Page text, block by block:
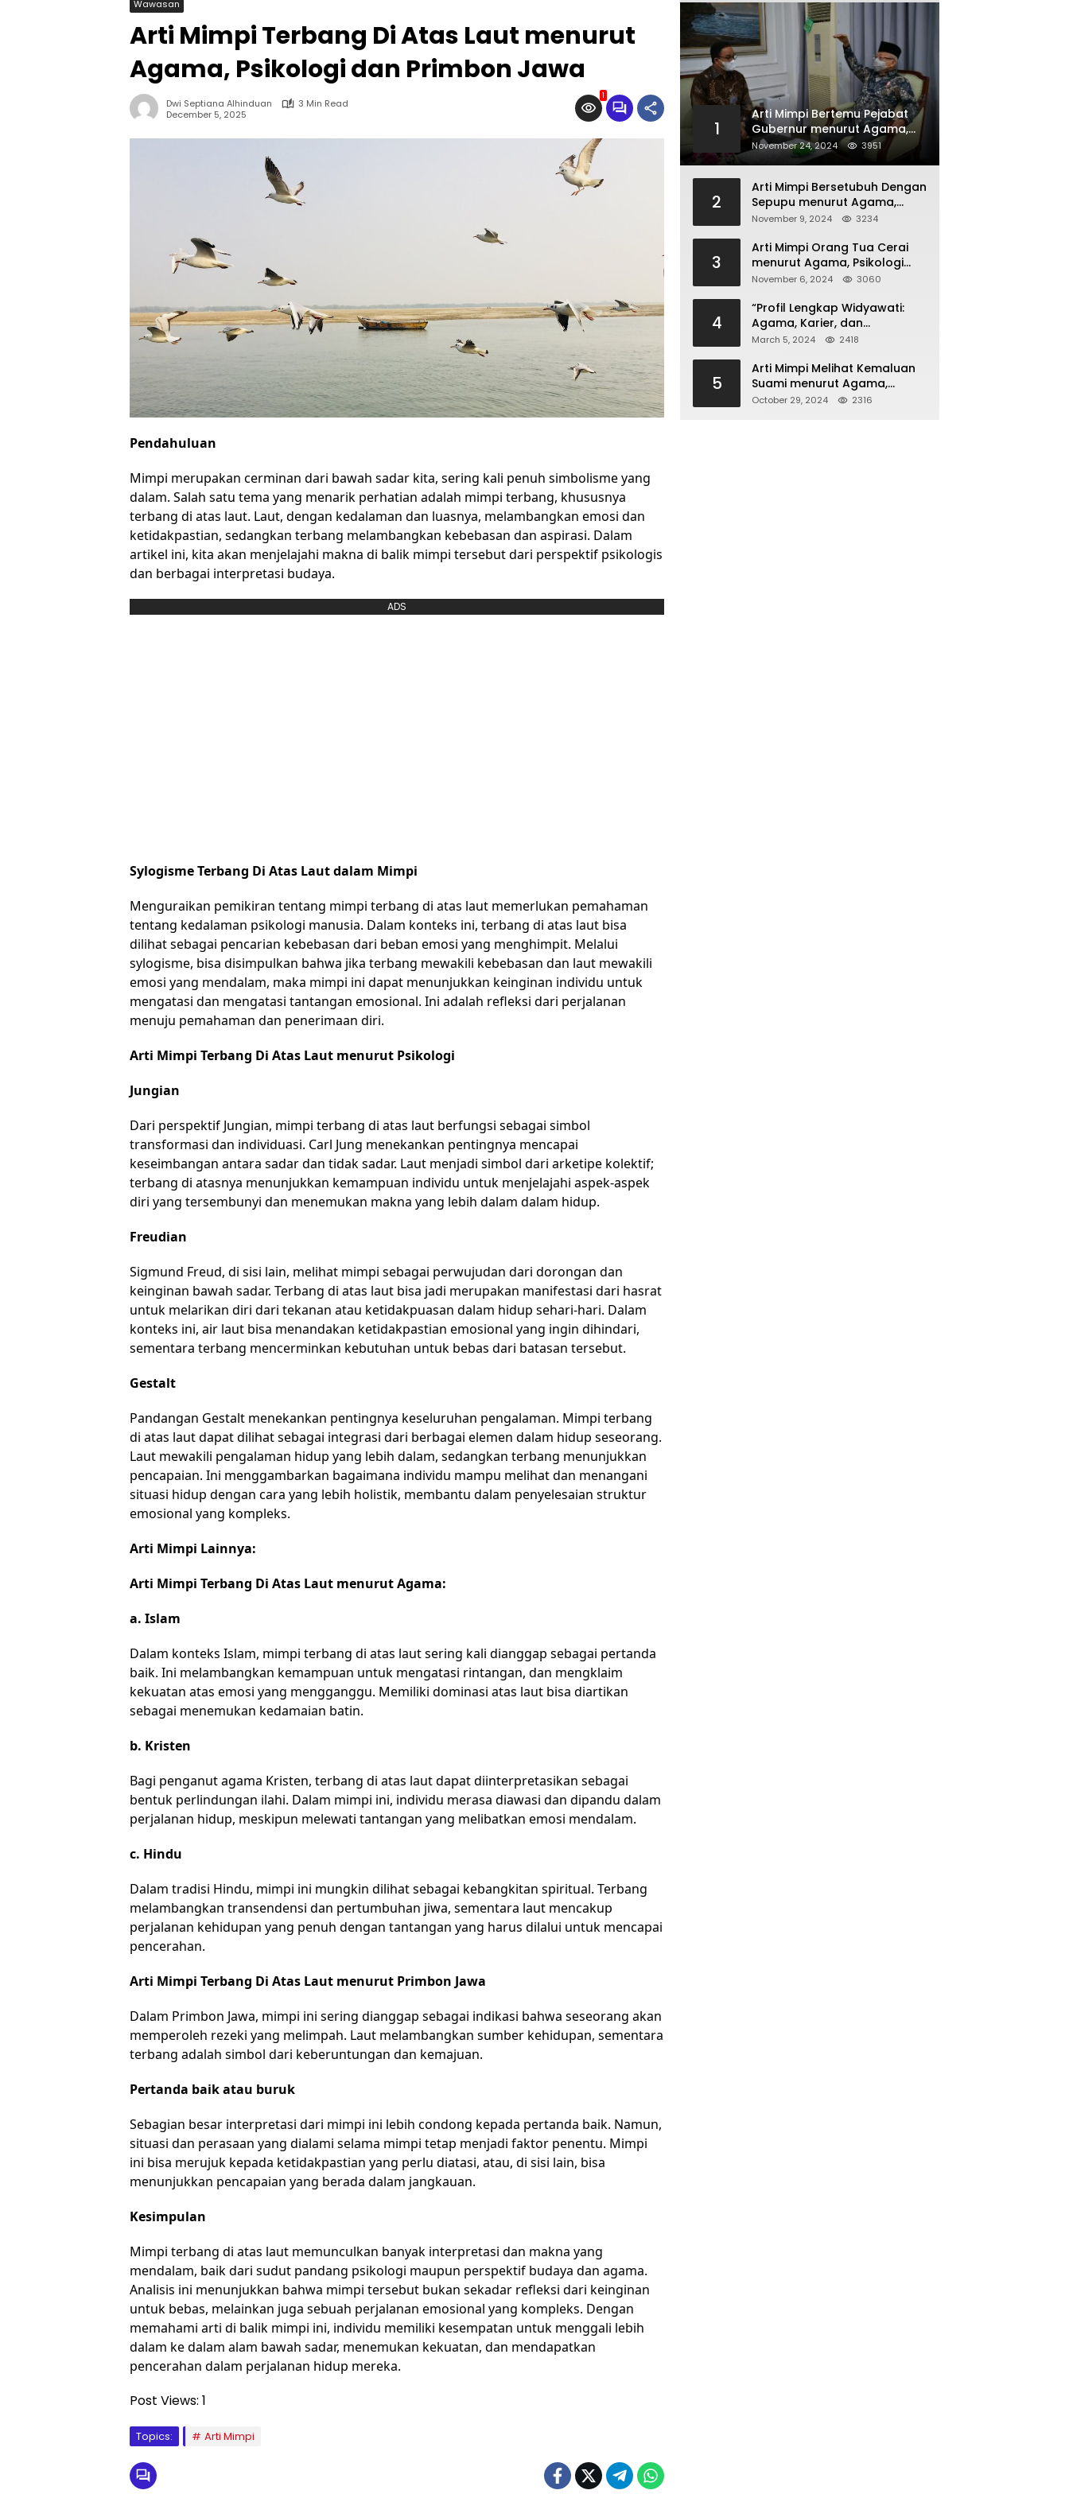
Wawasan
Arti Mimpi Terbang Di Atas Laut menurut
Agama, Psikologi dan Primbon Jawa
Dwi Septiana Alhinduan
3 Min Read
December 5, 2025
1
Pendahuluan
Mimpi merupakan cerminan dari bawah sadar kita, sering kali penuh simbolisme yang
dalam. Salah satu tema yang menarik perhatian adalah mimpi terbang, khususnya
terbang di atas laut. Laut, dengan kedalaman dan luasnya, melambangkan emosi dan
ketidakpastian, sedangkan terbang melambangkan kebebasan dan aspirasi. Dalam
artikel ini, kita akan menjelajahi makna di balik mimpi tersebut dari perspektif psikologis
dan berbagai interpretasi budaya.
ADS
Sylogisme Terbang Di Atas Laut dalam Mimpi
Menguraikan pemikiran tentang mimpi terbang di atas laut memerlukan pemahaman
tentang kedalaman psikologi manusia. Dalam konteks ini, terbang di atas laut bisa
dilihat sebagai pencarian kebebasan dari beban emosi yang menghimpit. Melalui
sylogisme, bisa disimpulkan bahwa jika terbang mewakili kebebasan dan laut mewakili
emosi yang mendalam, maka mimpi ini dapat menunjukkan keinginan individu untuk
mengatasi dan mengatasi tantangan emosional. Ini adalah refleksi dari perjalanan
menuju pemahaman dan penerimaan diri.
Arti Mimpi Terbang Di Atas Laut menurut Psikologi
Jungian
Dari perspektif Jungian, mimpi terbang di atas laut berfungsi sebagai simbol
transformasi dan individuasi. Carl Jung menekankan pentingnya mencapai
keseimbangan antara sadar dan tidak sadar. Laut menjadi simbol dari arketipe kolektif;
terbang di atasnya menunjukkan kemampuan individu untuk menjelajahi aspek-aspek
diri yang tersembunyi dan menemukan makna yang lebih dalam dalam hidup.
Freudian
Sigmund Freud, di sisi lain, melihat mimpi sebagai perwujudan dari dorongan dan
keinginan bawah sadar. Terbang di atas laut bisa jadi merupakan manifestasi dari hasrat
untuk melarikan diri dari tekanan atau ketidakpuasan dalam hidup sehari-hari. Dalam
konteks ini, air laut bisa menandakan ketidakpastian emosional yang ingin dihindari,
sementara terbang mencerminkan kebutuhan untuk bebas dari batasan tersebut.
Gestalt
Pandangan Gestalt menekankan pentingnya keseluruhan pengalaman. Mimpi terbang
di atas laut dapat dilihat sebagai integrasi dari berbagai elemen dalam hidup seseorang.
Laut mewakili pengalaman hidup yang lebih dalam, sedangkan terbang menunjukkan
pencapaian. Ini menggambarkan bagaimana individu mampu melihat dan menangani
situasi hidup dengan cara yang lebih holistik, membantu dalam penyelesaian struktur
emosional yang kompleks.
Arti Mimpi Lainnya:
Arti Mimpi Terbang Di Atas Laut menurut Agama:
a. Islam
Dalam konteks Islam, mimpi terbang di atas laut sering kali dianggap sebagai pertanda
baik. Ini melambangkan kemampuan untuk mengatasi rintangan, dan mengklaim
kekuatan atas emosi yang mengganggu. Memiliki dominasi atas laut bisa diartikan
sebagai menemukan kedamaian batin.
b. Kristen
Bagi penganut agama Kristen, terbang di atas laut dapat diinterpretasikan sebagai
bentuk perlindungan ilahi. Dalam mimpi ini, individu merasa diawasi dan dipandu dalam
perjalanan hidup, meskipun melewati tantangan yang melibatkan emosi mendalam.
c. Hindu
Dalam tradisi Hindu, mimpi ini mungkin dilihat sebagai kebangkitan spiritual. Terbang
melambangkan transendensi dan pertumbuhan jiwa, sementara laut mencakup
perjalanan kehidupan yang penuh dengan tantangan yang harus dilalui untuk mencapai
pencerahan.
Arti Mimpi Terbang Di Atas Laut menurut Primbon Jawa
Dalam Primbon Jawa, mimpi ini sering dianggap sebagai indikasi bahwa seseorang akan
memperoleh rezeki yang melimpah. Laut melambangkan sumber kehidupan, sementara
terbang adalah simbol dari keberuntungan dan kemajuan.
Pertanda baik atau buruk
Sebagian besar interpretasi dari mimpi ini lebih condong kepada pertanda baik. Namun,
situasi dan perasaan yang dialami selama mimpi tetap menjadi faktor penentu. Mimpi
ini bisa merujuk kepada ketidakpastian yang perlu diatasi, atau, di sisi lain, bisa
menunjukkan pencapaian yang berada dalam jangkauan.
Kesimpulan
Mimpi terbang di atas laut memunculkan banyak interpretasi dan makna yang
mendalam, baik dari sudut pandang psikologi maupun perspektif budaya dan agama.
Analisis ini menunjukkan bahwa mimpi tersebut bukan sekadar refleksi dari keinginan
untuk bebas, melainkan juga sebuah perjalanan emosional yang kompleks. Dengan
memahami arti di balik mimpi ini, individu memiliki kesempatan untuk menggali lebih
dalam ke dalam alam bawah sadar, menemukan kekuatan, dan mendapatkan
pencerahan dalam perjalanan hidup mereka.
Post Views: 1
Topics: Arti Mimpi
1
Arti Mimpi Bertemu Pejabat
Gubernur menurut Agama,
Psikologi dan Primbon Jawa
November 24, 2024 3951
2
Arti Mimpi Bersetubuh Dengan
Sepupu menurut Agama,
Psikologi dan Primbon Jawa
November 9, 2024 3234
3
Arti Mimpi Orang Tua Cerai
menurut Agama, Psikologi
dan Primbon Jawa
November 6, 2024 3060
4
“Profil Lengkap Widyawati:
Agama, Karier, dan
Kehidupan Pribadi”
March 5, 2024 2418
5
Arti Mimpi Melihat Kemaluan
Suami menurut Agama,
Psikologi dan Primbon Jawa
October 29, 2024 2316